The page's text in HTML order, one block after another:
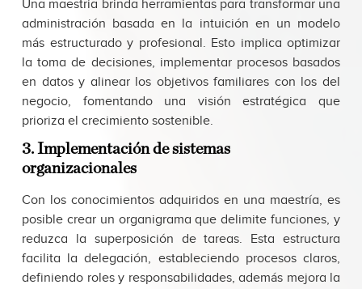
Una maestría brinda herramientas para transformar una
administración basada en la intuición en un modelo
más estructurado y profesional. Esto implica optimizar
la toma de decisiones, implementar procesos basados
en datos y alinear los objetivos familiares con los del
negocio, fomentando una visión estratégica que
prioriza el crecimiento sostenible.
3. Implementación de sistemas
organizacionales
Con los conocimientos adquiridos en una maestría, es
posible crear un organigrama que delimite funciones, y
reduzca la superposición de tareas. Esta estructura
facilita la delegación, estableciendo procesos claros,
definiendo roles y responsabilidades, además mejora la